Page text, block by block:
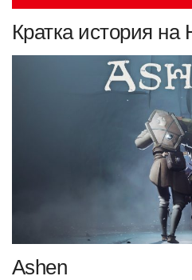
Кратка история на
Ashen